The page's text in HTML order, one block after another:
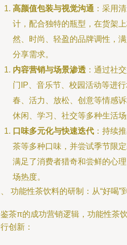
高颜值包装与视觉沟通 ：采用
计，配合独特的瓶型，在货架
然、时尚、轻盈的品牌调性，
分享需求。
内容营销与场景渗透 ：通过社
门IP、音乐节、校园活动等进
春、活力、放松、创意等情感
休闲、学习、社交等多种生活场
口味多元化与快速迭代 ：持续
茶等多种口味，并尝试季节限
满足了消费者猎奇和尝鲜的心
场热度。
功能性茶饮料的研制：从“好喝”
茶π的成功营销逻辑，功能性茶
创新：